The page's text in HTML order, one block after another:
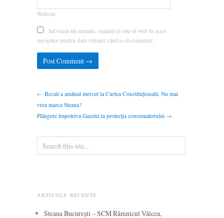
Website
Salvează-mi numele, emailul și site-ul web în acest
navigator pentru data viitoare când o să comentez.
← Becali a amânat mersul la Curtea Constituțională. Nu mai
vrea marca Steaua?
Plângere împotriva Gazetei la protecția consumatorului →
ARTICOLE RECENTE
Steaua București – SCM Râmnicul Vâlcea,